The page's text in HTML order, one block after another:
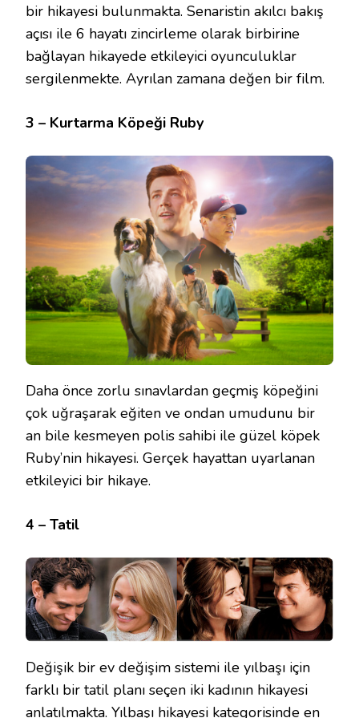
bir hikayesi bulunmakta. Senaristin akılcı bakış
açısı ile 6 hayatı zincirleme olarak birbirine
bağlayan hikayede etkileyici oyunculuklar
sergilenmekte. Ayrılan zamana değen bir film.
3 – Kurtarma Köpeği Ruby
Daha önce zorlu sınavlardan geçmiş köpeğini
çok uğraşarak eğiten ve ondan umudunu bir
an bile kesmeyen polis sahibi ile güzel köpek
Ruby’nin hikayesi. Gerçek hayattan uyarlanan
etkileyici bir hikaye.
4 – Tatil
Değişik bir ev değişim sistemi ile yılbaşı için
farklı bir tatil planı seçen iki kadının hikayesi
anlatılmakta. Yılbaşı hikayesi kategorisinde en